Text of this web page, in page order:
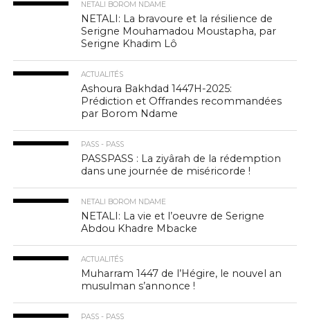
NETALI BOROM NDAME
NETALI: La bravoure et la résilience de
Serigne Mouhamadou Moustapha, par
Serigne Khadim Lô
ACTUALITÉS
Ashoura Bakhdad 1447H-2025:
Prédiction et Offrandes recommandées
par Borom Ndame
PASS - PASS
PASSPASS : La ziyârah de la rédemption
dans une journée de miséricorde !
NETALI BOROM NDAME
NETALI: La vie et l’oeuvre de Serigne
Abdou Khadre Mbacke
ACTUALITÉS
Muharram 1447 de l’Hégire, le nouvel an
musulman s’annonce !
PASS - PASS